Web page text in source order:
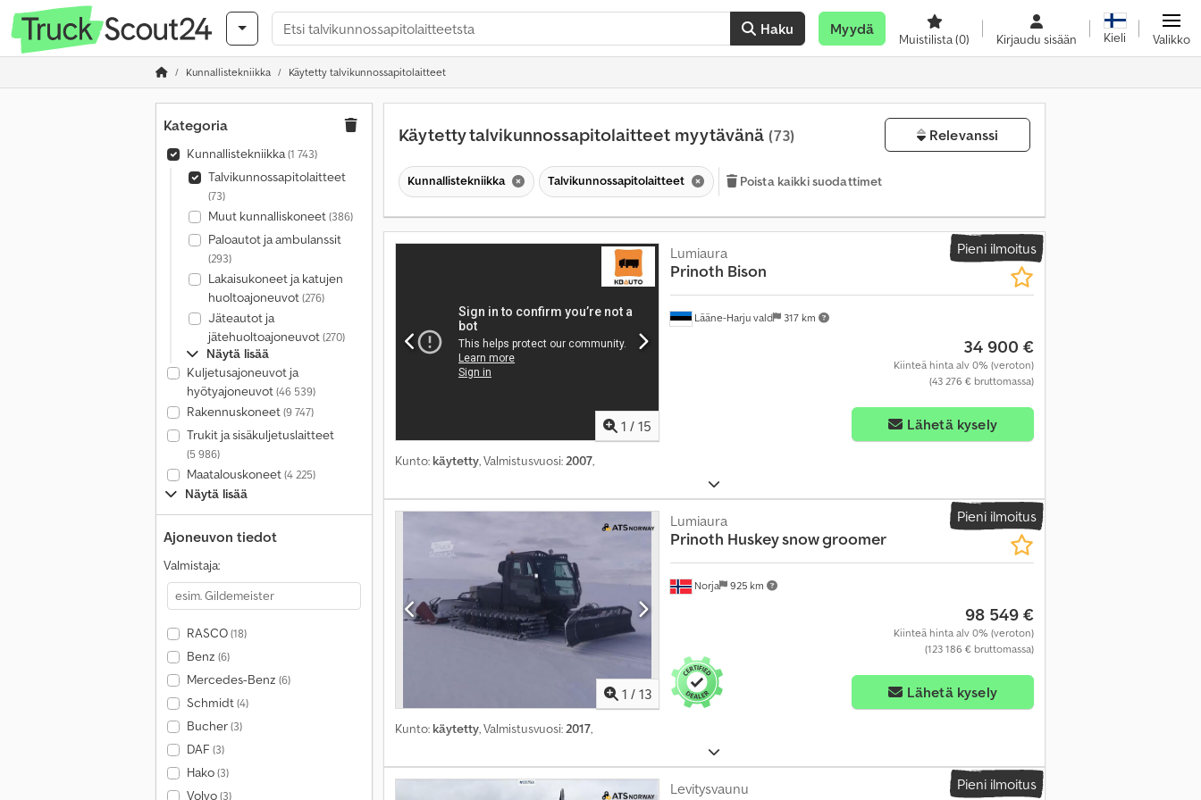
Haku Myydä
Muistilista(0) Kirjaudu sisään Kieli Valikko
Kunnallistekniikka Käytetty talvikunnossapitolaitteet
Kategoria
Kunnallistekniikka(1 743)
Talvikunnossapitolaitteet
(73)
Muut kunnalliskoneet(386)
Paloautot ja ambulanssit
(293)
Lakaisukoneet ja katujen
huoltoajoneuvot(276)
Jäteautot ja
jätehuoltoajoneuvot(270)
Näytä lisää
Kuljetusajoneuvot ja
hyötyajoneuvot(46 539)
Rakennuskoneet(9 747)
Trukit ja sisäkuljetuslaitteet
(5 986)
Maatalouskoneet(4 225)
Näytä lisää
Ajoneuvon tiedot
Valmistaja:
RASCO(18)
Benz (6)
Mercedes-Benz (6)
Schmidt(4)
Bucher(3)
DAF (3)
Hako(3)
Volvo(3)
Käytetty talvikunnossapitolaitteet myytävänä (73) Relevanssi
Kunnallistekniikka Talvikunnossapitolaitteet Poista kaikki suodattimet
Pieni ilmoitus
1 / 15
Lääne-Harju vald 317 km
Lumiaura
Prinoth Bison
34 900 €
Kiinteä hinta alv 0% (veroton)
(43 276 € bruttomassa)
Lähetä kysely
Kunto: käytetty, Valmistusvuosi:2007,
Pieni ilmoitus
1 / 13
Norja 925 km
Lumiaura
Prinoth Huskey snow groomer
98 549 €
Kiinteä hinta alv 0% (veroton)
(123 186 € bruttomassa)
Lähetä kysely
Kunto: käytetty, Valmistusvuosi:2017,
Pieni ilmoitus
Levitysvaunu
M
n
i
y
l
4
l
l
k
i
i
n
n
e
l
e
k